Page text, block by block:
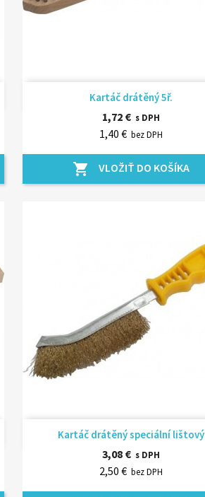
Kartáč drátěný 5ř.
1,72 € s DPH
1,40 € bez DPH
shopping_cart VLOŽIŤ DO KOŠÍKA
Rýchly náhľad
Kartáč drátěný speciální lištový
3,08 € s DPH
2,50 € bez DPH
Rýchly náhľad